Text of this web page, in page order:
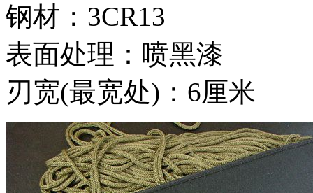
钢材：3CR13
表面处理：喷黑漆
刃宽(最宽处)：6厘米